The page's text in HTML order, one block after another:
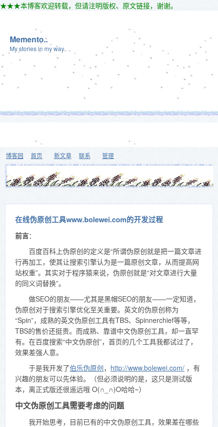
★★★本博客欢迎转载，但请注明版权、原文链接，谢谢。
Memento..
My stories in my way..
博客园 首页 新文章 联系 管理
在线伪原创工具www.bolewei.com的开发过程
前言：
百度百科上伪原创的定义是“所谓伪原创就是把一篇文章进
行再加工，使其让搜索引擎认为是一篇原创文章，从而提高网
站权重”。其实对于程序猿来说，伪原创就是“对文章进行大量
的同义词替换”。
做SEO的朋友——尤其是黑帽SEO的朋友——一定知道，
伪原创对于搜索引擎优化至关重要。英文的伪原创称为
“Spin”，成熟的英文伪原创工具有TBS、Spinnerchief等等，
TBS的售价还挺贵。而成熟、靠谱中文伪原创工具，却一直罕
有。在百度搜索“中文伪原创”，首页的几个工具我都试过了，
效果差强人意。
于是我开发了伯乐伪原创， http://www.bolewei.com/ ，有
兴趣的朋友可以先体验。（但必须说明的是，这只是测试版
本，离正式版还很遥远哦 O(∩_∩)O哈哈~）
中文伪原创工具需要考虑的问题
我开始思考，目前已有的中文伪原创工具，效果差在哪些